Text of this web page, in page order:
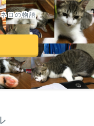
ロの物語